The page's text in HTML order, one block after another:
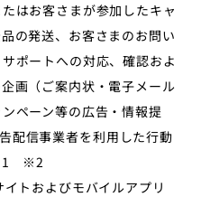
はお客さまが参加したキャ
の発送、お客さまのお問い
ポートへの対応、確認およ
画（ご案内状・電子メール
ペーン等の広告・情報提
配信事業者を利用した行動
※1 ※2
トおよびモバイルアプリ